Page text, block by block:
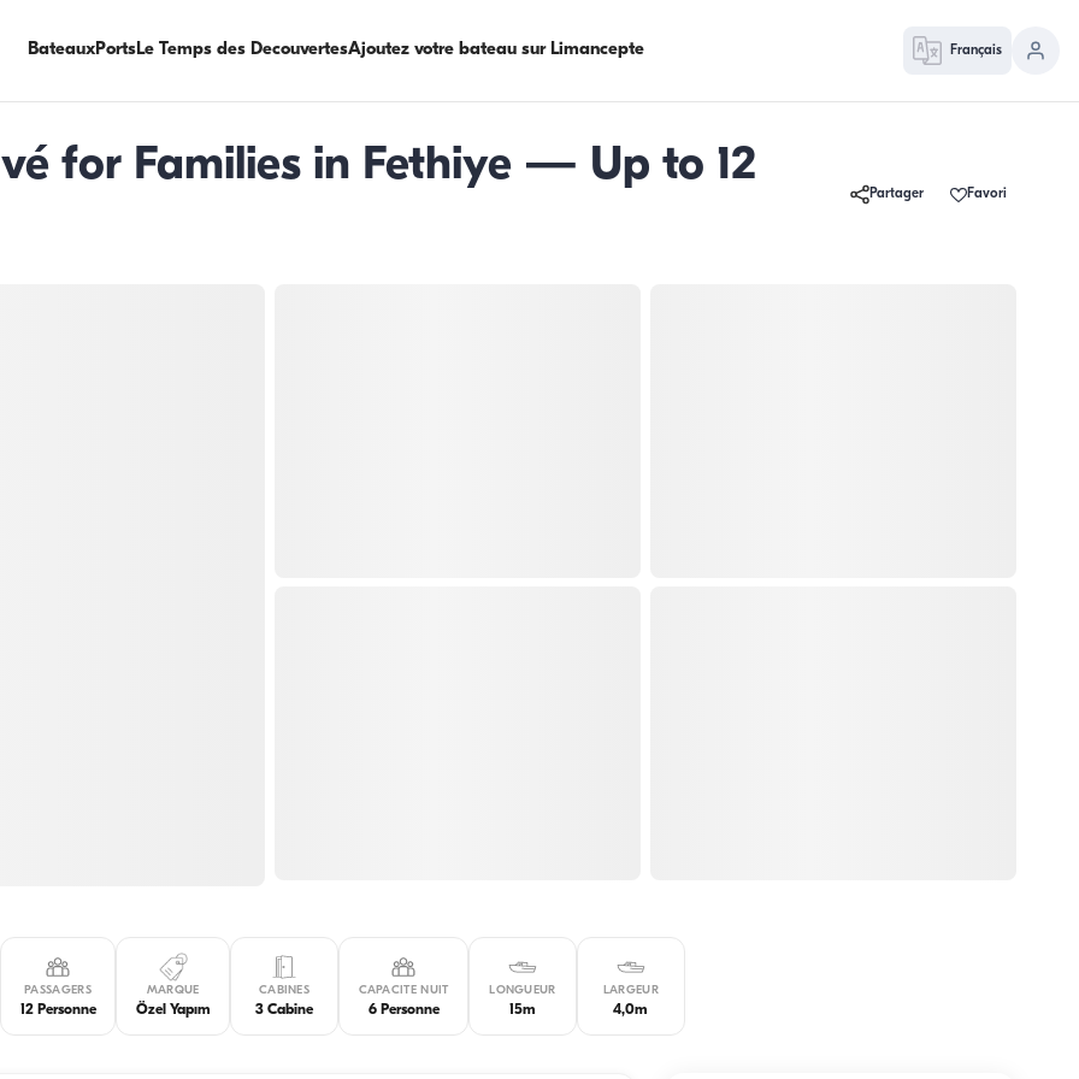
BateauxPortsLe Temps des DecouvertesAjoutez votre bateau sur Limancepte Français
for Families in Fethiye — Up to 12
Partager Favori
PASSAGERS
12 Personne
MARQUE
Özel Yapım
CABINES
3 Cabine
CAPACITE NUIT
6 Personne
LONGUEUR
15m
LARGEUR
4,0m